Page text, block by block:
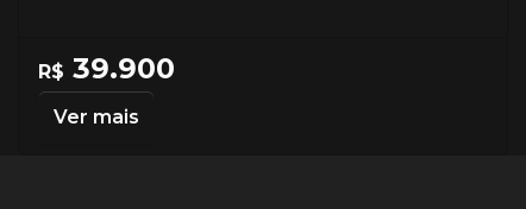
R$ 39.900
Ver mais